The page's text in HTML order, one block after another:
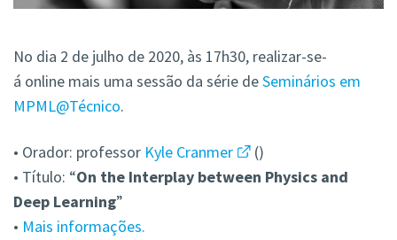
No dia 2 de julho de 2020, às 17h30, realizar-se-
á online mais uma sessão da série deSeminários em
MPML@Técnico.
• Orador: professor Kyle Cranmer
()
• Título: “On the Interplay between Physics and
Deep Learning”
• Mais informações.